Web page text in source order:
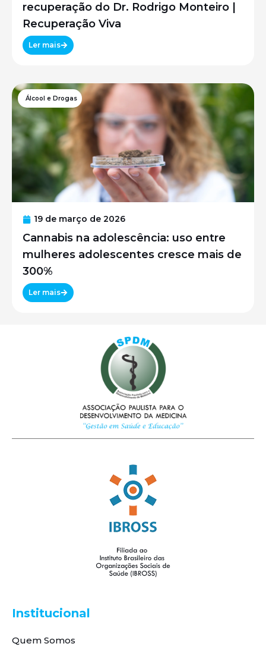
recuperação do Dr. Rodrigo Monteiro |
Recuperação Viva
Ler mais
Álcool e Drogas
19 de março de 2026
Cannabis na adolescência: uso entre
mulheres adolescentes cresce mais de
300%
Ler mais
Institucional
Quem Somos